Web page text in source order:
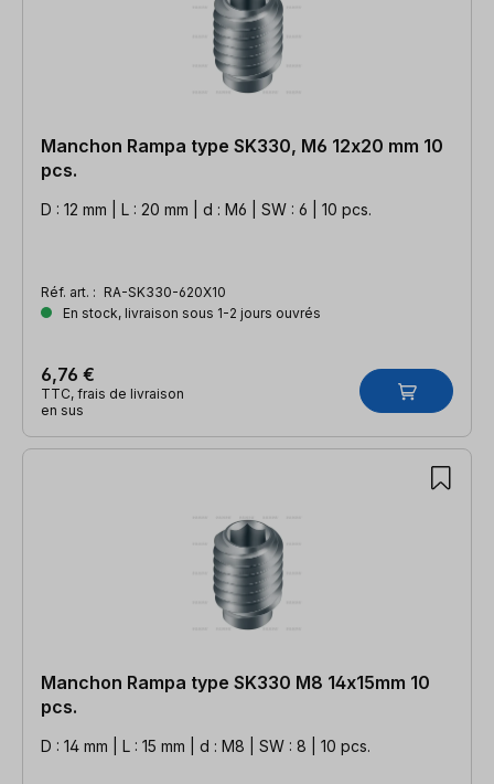
Manchon Rampa type SK330, M6 12x20 mm 10
pcs.
D : 12 mm | L : 20 mm | d : M6 | SW : 6 | 10 pcs.
Réf. art. : RA-SK330-620X10
En stock, livraison sous 1-2 jours ouvrés
6,76 €
TTC, frais de livraison
en sus
Manchon Rampa type SK330 M8 14x15mm 10
pcs.
D : 14 mm | L : 15 mm | d : M8 | SW : 8 | 10 pcs.